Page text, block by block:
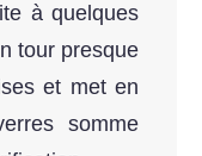
à quelques
tour presque
et met en
somme